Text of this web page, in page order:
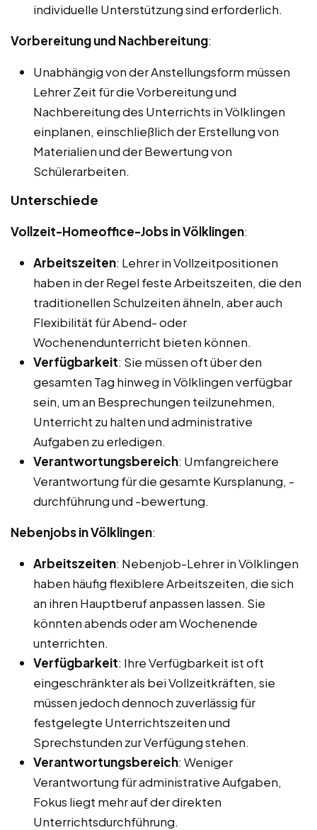
individuelle Unterstützung sind erforderlich.
Vorbereitung und Nachbereitung:
Unabhängig von der Anstellungsform müssen
Lehrer Zeit für die Vorbereitung und
Nachbereitung des Unterrichts in Völklingen
einplanen, einschließlich der Erstellung von
Materialien und der Bewertung von
Schülerarbeiten.
Unterschiede
Vollzeit-Homeoffice-Jobs in Völklingen:
Arbeitszeiten: Lehrer in Vollzeitpositionen
haben in der Regel feste Arbeitszeiten, die den
traditionellen Schulzeiten ähneln, aber auch
Flexibilität für Abend- oder
Wochenendunterricht bieten können.
Verfügbarkeit: Sie müssen oft über den
gesamten Tag hinweg in Völklingen verfügbar
sein, um an Besprechungen teilzunehmen,
Unterricht zu halten und administrative
Aufgaben zu erledigen.
Verantwortungsbereich: Umfangreichere
Verantwortung für die gesamte Kursplanung, -
durchführung und -bewertung.
Nebenjobs in Völklingen:
Arbeitszeiten: Nebenjob-Lehrer in Völklingen
haben häufig flexiblere Arbeitszeiten, die sich
an ihren Hauptberuf anpassen lassen. Sie
könnten abends oder am Wochenende
unterrichten.
Verfügbarkeit: Ihre Verfügbarkeit ist oft
eingeschränkter als bei Vollzeitkräften, sie
müssen jedoch dennoch zuverlässig für
festgelegte Unterrichtszeiten und
Sprechstunden zur Verfügung stehen.
Verantwortungsbereich: Weniger
Verantwortung für administrative Aufgaben,
Fokus liegt mehr auf der direkten
Unterrichtsdurchführung.